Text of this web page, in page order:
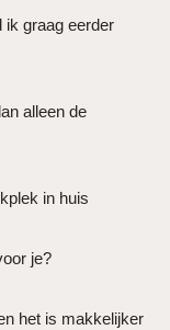
ik graag eerder
alleen de
in huis
je?
het is makkelijker